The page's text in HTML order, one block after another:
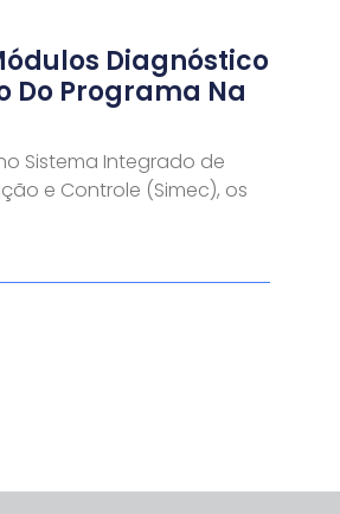
Diagnóstico
Do Programa Na
Sistema Integrado de
e Controle (Simec), os